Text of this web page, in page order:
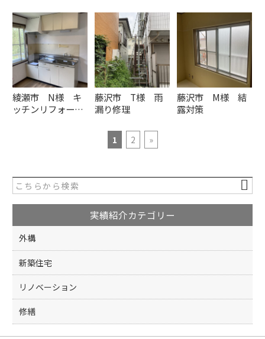
綾瀬市 N様 キ
ッチンリフォー…
藤沢市 T様 雨
漏り修理
藤沢市 M様 結
露対策
1 2 »
実績紹介カテゴリー
外構
新築住宅
リノベーション
修繕